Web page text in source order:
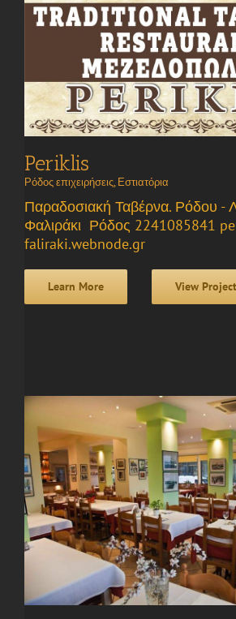
Periklis
Ρόδος επιχειρήσεις, Εστιατόρια
Παραδοσιακή Ταβέρνα. Ρόδου -
Φαλιράκι Ρόδος 2241085841
faliraki.webnode.gr
Learn More View Project